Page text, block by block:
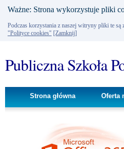
Ważne: Strona wykorzystuje pliki
Podczas korzystania z naszej witryny pliki te są
"Polityce cookies" [Zamknij]
Publiczna Szkoła
Strona główna Oferta